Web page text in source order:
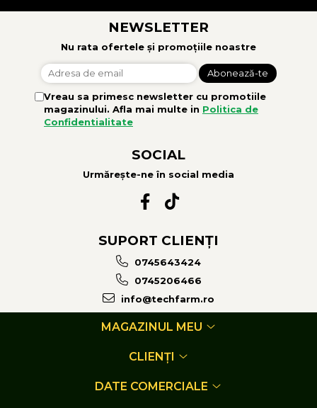
NEWSLETTER
Nu rata ofertele și promoțiile noastre
Vreau sa primesc newsletter cu promotiile
magazinului. Afla mai multe in Politica de
Confidentialitate
SOCIAL
Urmărește-ne în social media
SUPORT CLIENȚI
0745643424
0745206466
info@techfarm.ro
MAGAZINUL MEU
CLIENȚI
DATE COMERCIALE